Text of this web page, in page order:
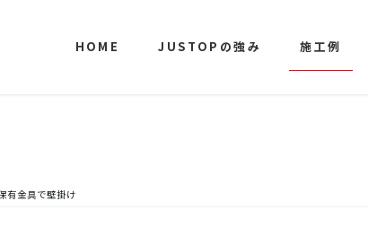
HOME JUSTOPの強み 施工例
有金具で壁掛け